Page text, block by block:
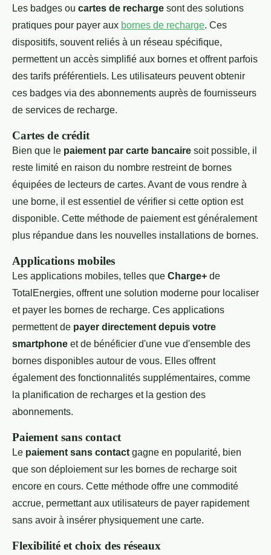
Les badges ou cartes de recharge sont des solutions
pratiques pour payer aux bornes de recharge. Ces
dispositifs, souvent reliés à un réseau spécifique,
permettent un accès simplifié aux bornes et offrent parfois
des tarifs préférentiels. Les utilisateurs peuvent obtenir
ces badges via des abonnements auprès de fournisseurs
de services de recharge.
Cartes de crédit
Bien que le paiement par carte bancaire soit possible, il
reste limité en raison du nombre restreint de bornes
équipées de lecteurs de cartes. Avant de vous rendre à
une borne, il est essentiel de vérifier si cette option est
disponible. Cette méthode de paiement est généralement
plus répandue dans les nouvelles installations de bornes.
Applications mobiles
Les applications mobiles, telles que Charge+ de
TotalEnergies, offrent une solution moderne pour localiser
et payer les bornes de recharge. Ces applications
permettent de payer directement depuis votre
smartphone et de bénéficier d'une vue d'ensemble des
bornes disponibles autour de vous. Elles offrent
également des fonctionnalités supplémentaires, comme
la planification de recharges et la gestion des
abonnements.
Paiement sans contact
Le paiement sans contact gagne en popularité, bien
que son déploiement sur les bornes de recharge soit
encore en cours. Cette méthode offre une commodité
accrue, permettant aux utilisateurs de payer rapidement
sans avoir à insérer physiquement une carte.
Flexibilité et choix des réseaux